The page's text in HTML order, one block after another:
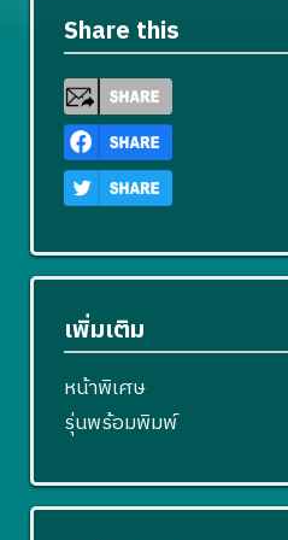
Share this
เพิ่มเติม
หน้าพิเศษ
รุ่นพร้อมพิมพ์